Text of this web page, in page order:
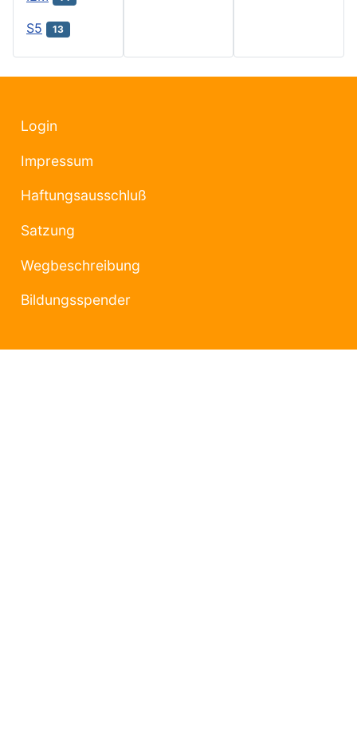
S5 13
Login
Impressum
Haftungsausschluß
Satzung
Wegbeschreibung
Bildungsspender